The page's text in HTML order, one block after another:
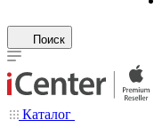
Поиск
Каталог